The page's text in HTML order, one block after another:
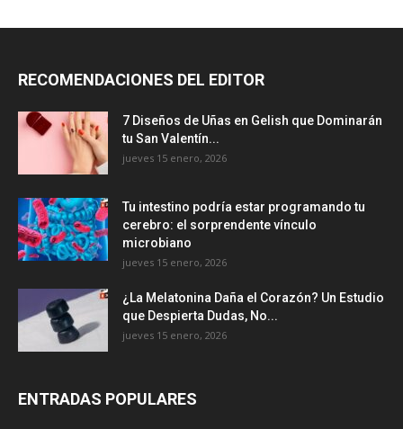
RECOMENDACIONES DEL EDITOR
7 Diseños de Uñas en Gelish que Dominarán
tu San Valentín...
jueves 15 enero, 2026
Tu intestino podría estar programando tu
cerebro: el sorprendente vínculo
microbiano
jueves 15 enero, 2026
¿La Melatonina Daña el Corazón? Un Estudio
que Despierta Dudas, No...
jueves 15 enero, 2026
ENTRADAS POPULARES